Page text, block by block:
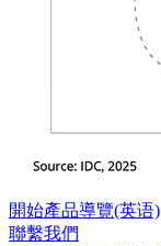
開始產品導覽(英语)
聯繫我們